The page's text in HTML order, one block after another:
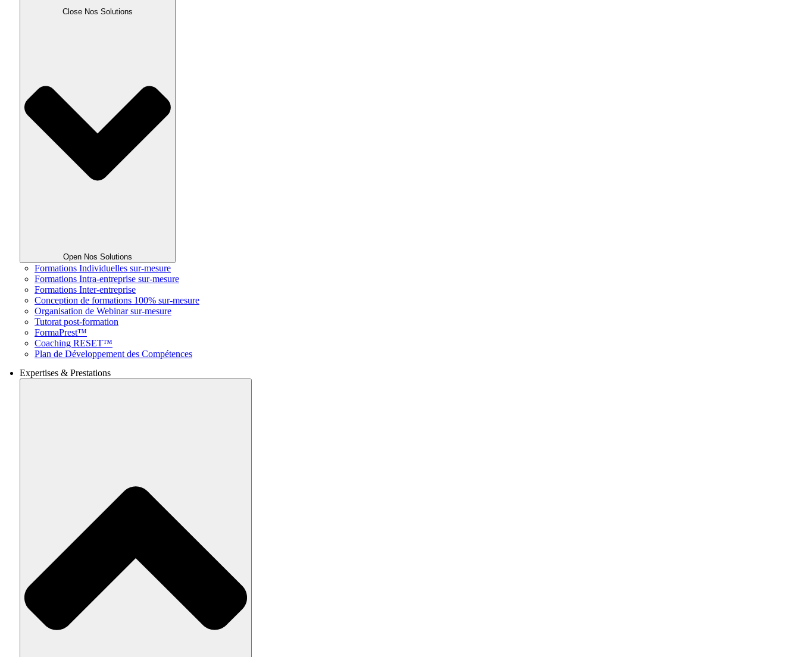
Close Nos Solutions
Open Nos Solutions
Formations Individuelles sur-mesure
Formations Intra-entreprise sur-mesure
Formations Inter-entreprise
Conception de formations 100% sur-mesure
Organisation de Webinar sur-mesure
Tutorat post-formation
FormaPrest™
Coaching RESET™
Plan de Développement des Compétences
Expertises & Prestations